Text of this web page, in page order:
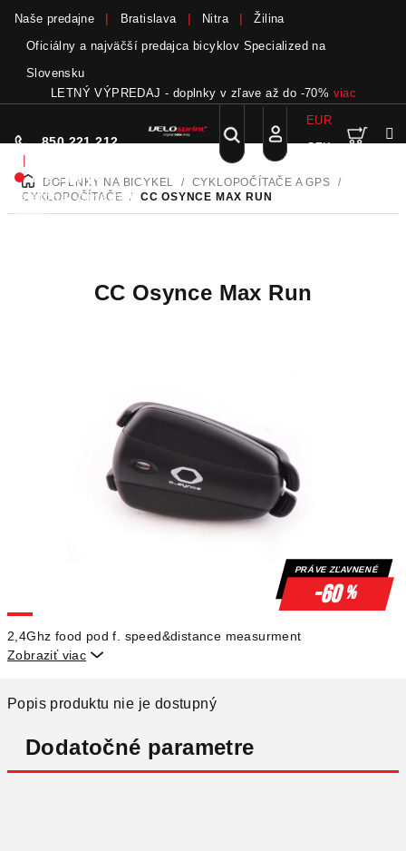
obsah
Naše predajne Bratislava Nitra
Žilina
Oficiálny a najväčší predajca bicyklov Specialized na
Slovensku
LETNÝ VÝPREDAJ - doplnky v zľave až do -70% viac
850 221 212
|
Nie sme pri
telefóne.Zanechať
odkaz
Hľadať
Prihlásenie
EUR
CZK
DOMOVDOPLNKY NA BICYKEL / CYKLOPOČÍTAČE A GPS
/
CYKLOPOČÍTAČE / CC OSYNCE MAX RUN
2,4Ghz food pod f. speed&distance measurment
Zobraziť viac 
CC Osynce Max Run
PRÁVE ZĽAVNENÉ
-60%
Popis produktu nie je dostupný
Dodatočné parametre